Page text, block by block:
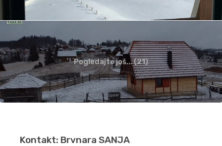
Pogledajte još... (21)
Kontakt: Brvnara SANJA